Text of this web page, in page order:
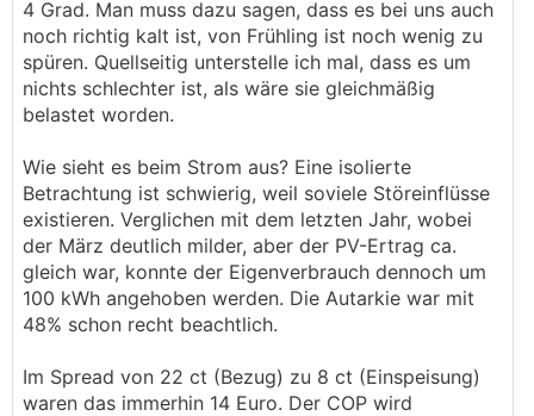
4 Grad. Man muss dazu sagen, dass es bei uns auch
noch richtig kalt ist, von Frühling ist noch wenig zu
spüren. Quellseitig unterstelle ich mal, dass es um
nichts schlechter ist, als wäre sie gleichmäßig
belastet worden.
Wie sieht es beim Strom aus? Eine isolierte
Betrachtung ist schwierig, weil soviele Störeinflüsse
existieren. Verglichen mit dem letzten Jahr, wobei
der März deutlich milder, aber der PV-Ertrag ca.
gleich war, konnte der Eigenverbrauch dennoch um
100 kWh angehoben werden. Die Autarkie war mit
48% schon recht beachtlich.
Im Spread von 22 ct (Bezug) zu 8 ct (Einspeisung)
waren das immerhin 14 Euro. Der COP wird